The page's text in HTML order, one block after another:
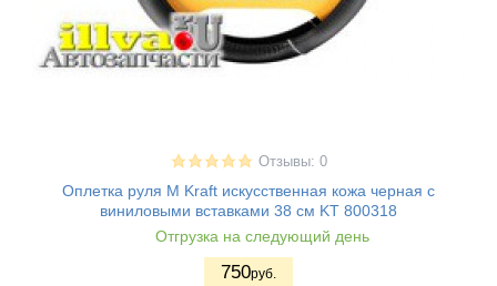
Отзывы: 0
Оплетка руля M Kraft искусственная кожа черная с
виниловыми вставками 38 см KT 800318
Отгрузка на следующий день
750руб.